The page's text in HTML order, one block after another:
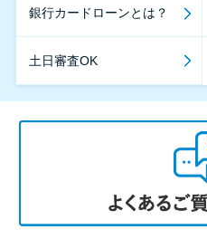
銀行カードローンとは？
土日審査OK